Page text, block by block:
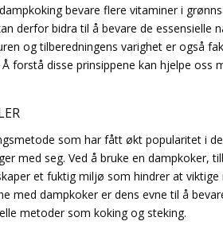
bevare flere vitaminer i
derfor bidra til å bevare de essensielle
og tilberedningens varighet er også
forstå disse prinsippene kan hjelpe oss
som har fått økt popularitet i
med seg. Ved å bruke en dampkoker,
et fuktig miljø som hindrer at
med dampkoker er dens evne til å
metoder som koking og steking.